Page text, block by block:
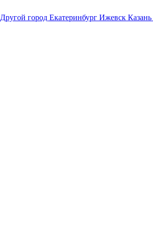
Другой город Екатеринбург Ижевск Казань